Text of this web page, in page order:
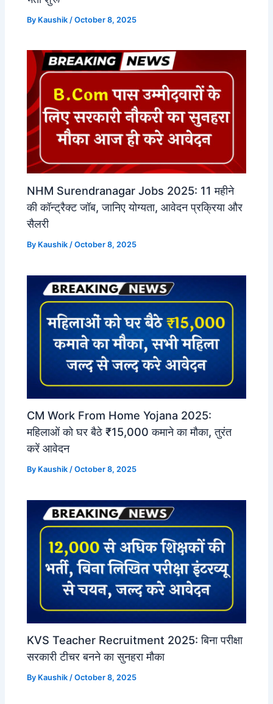
By Kaushik /October 8, 2025
NHM Surendranagar Jobs 2025: 11 महीने
की कॉन्ट्रैक्ट जॉब, जानिए योग्यता, आवेदन प्रक्रिया और
सैलरी
By Kaushik /October 8, 2025
CM Work From Home Yojana 2025:
महिलाओं को घर बैठे ₹15,000 कमाने का मौका, तुरंत
करें आवेदन
By Kaushik/October 8, 2025
KVS Teacher Recruitment 2025: बिना परीक्षा
सरकारी टीचर बनने का सुनहरा मौका
By Kaushik/October 8, 2025